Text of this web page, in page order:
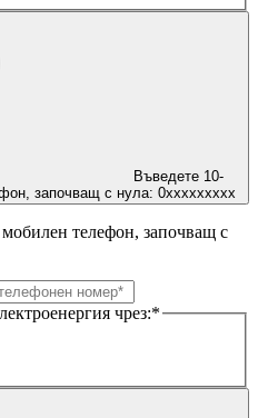
Въведете 10-
започващ с нула: 0ххххххххх
телефон, започващ с
чрез:*